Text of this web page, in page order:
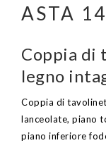
ASTA
Coppia di
legno
Coppia di
lanceolate, piano
piano inferiore